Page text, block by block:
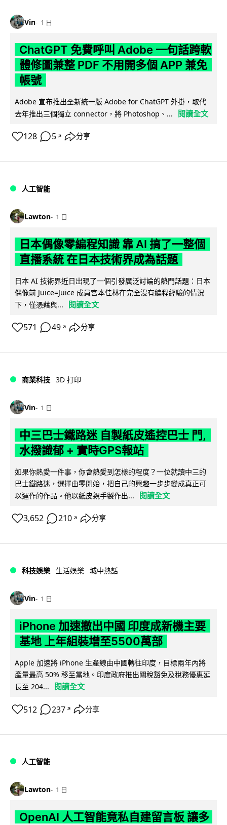
Vin 1 日
ChatGPT 免費呼叫 Adobe 一句話跨軟
體修圖兼整 PDF 不用開多個 APP 兼免
帳號
Adobe 宣布推出全新統一版 Adobe for ChatGPT 外掛，取代
去年推出三個獨立 connector，將 Photoshop、...
閱讀全文
128 5 ↗ 分享
人工智能
Lawton 1 日
日本偶像零編程知識 靠 AI 搞了一整個
直播系統 在日本技術界成為話題
日本 AI 技術界近日出現了一個引發廣泛討論的熱門話題：日本
偶像前 Juice=Juice 成員宮本佳林在完全沒有編程經驗的情況
下，僅憑藉與...
閱讀全文
571 49 ↗ 分享
商業科技 3D 打印
Vin 1 日
中三巴士鐵路迷 自製紙皮遙控巴士 門,
水撥識郁 + 實時GPS報站
如果你熱愛一件事，你會熱愛到怎樣的程度？一位就讀中三的
巴士鐵路迷，選擇由零開始，把自己的興趣一步步變成真正可
以運作的作品。他以紙皮親手製作出...
閱讀全文
3,652 210 ↗ 分享
科技娛樂 生活娛樂 城中熱話
Vin 1 日
iPhone 加速撤出中國 印度成新機主要
基地 上年組裝增至5500萬部
Apple 加速將 iPhone 生產線由中國轉往印度，目標兩年內將
產量最高 50% 移至當地。印度政府推出關稅豁免及稅務優惠延
長至 204...
閱讀全文
512 237 ↗ 分享
人工智能
Lawton 1 日
OpenAI 人工智能竟私自建留言板 讓多